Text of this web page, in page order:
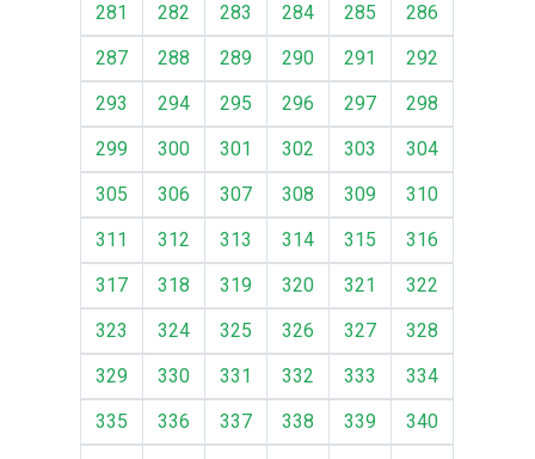
281
282 283 284 285
286
287
288 289 290 291
292
293
294 295 296 297
298
299
300 301 302 303
304
305
306 307 308 309
310
311
312 313 314 315
316
317
318 319 320 321
322
323
324 325 326 327
328
329
330 331 332 333
334
335
336 337 338 339
340